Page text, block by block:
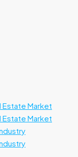
Estate Market
Estate Market